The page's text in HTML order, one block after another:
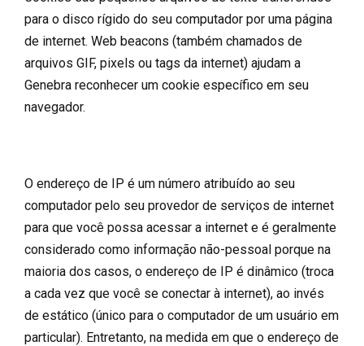
para o disco rígido do seu computador por uma página
de internet. Web beacons (também chamados de
arquivos GIF, pixels ou tags da internet) ajudam a
Genebra reconhecer um cookie específico em seu
navegador.
O endereço de IP é um número atribuído ao seu
computador pelo seu provedor de serviços de internet
para que você possa acessar a internet e é geralmente
considerado como informação não-pessoal porque na
maioria dos casos, o endereço de IP é dinâmico (troca
a cada vez que você se conectar à internet), ao invés
de estático (único para o computador de um usuário em
particular). Entretanto, na medida em que o endereço de